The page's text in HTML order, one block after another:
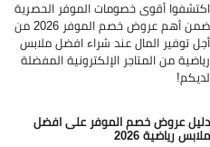
أقوى خصومات الموفر الحصرية
ضمن أهم عروض خصم الموفر 2026 من
توفير المال عند شراء افضل ملابس
من المتاجر الإلكترونية المفضلة
عروض خصم الموفر على افضل
رياضية 2026